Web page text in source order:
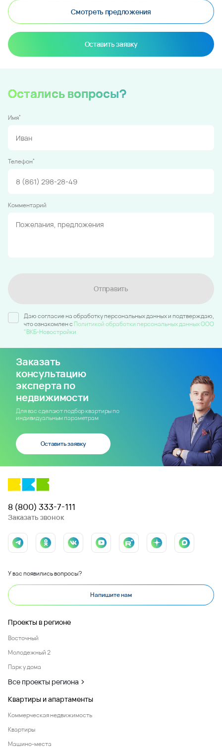
Смотреть предложения
Оставить заявку
Остались вопросы?
Имя*
Телефон*
Комментарий
Отправить
Даю согласие на обработку персональных данных и подтверждаю,
что ознакомлен c Политикой обработки персональных данных ООО
"ВКБ-Новостройки
Заказать
консультацию
эксперта по
недвижимости
Для вас сделают подбор квартиры по
индивидуальным параметрам
Оставить заявку
8 (800) 333-7-111
Заказать звонок
У вас появились вопросы?
Напишите нам
Проекты в регионе
Восточный
Молодежный 2
Парк у дома
Все проекты региона
Квартиры и апартаменты
Коммерческая недвижимость
Квартиры
Машино-места